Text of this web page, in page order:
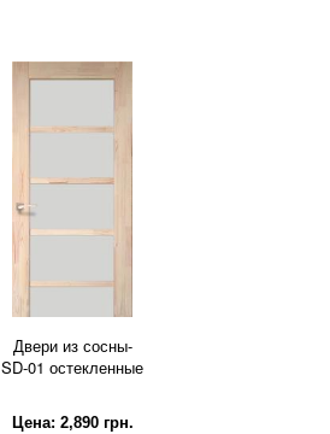
Двери из сосны-
SD-01 остекленные
Цена: 2,890грн.